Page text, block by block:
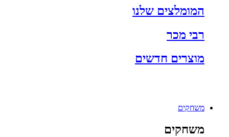
המומלצים שלנו
רבי מכר
מוצרים חדשים
משחקים
משחקים